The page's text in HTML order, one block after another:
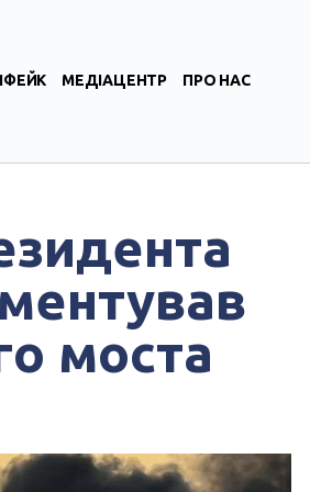
МЕДІАЦЕНТР ПРО НАС
моста